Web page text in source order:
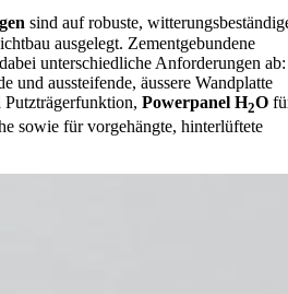
sind auf robuste,
ausgelegt. Zementgebundene
unterschiedliche Anforderungen ab:
und aussteifende, äussere Wandplatte
Powerpanel H2O
sowie für vorgehängte, hinterlüftete